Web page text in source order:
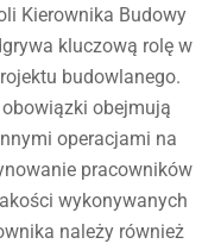
Kierownika Budowy
kluczową rolę w
budowlanego.
obejmują
operacjami na
pracowników
wykonywanych
należy również